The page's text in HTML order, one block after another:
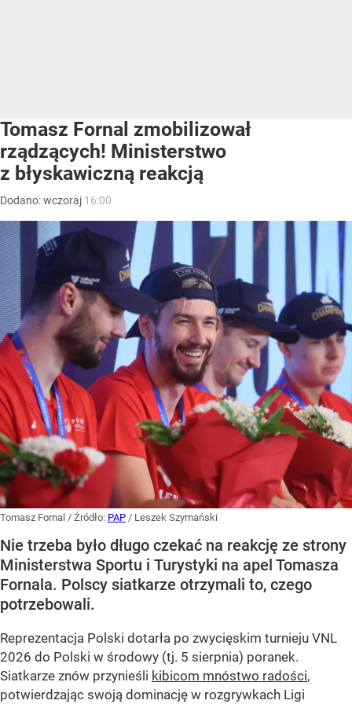
Tomasz Fornal zmobilizował
rządzących! Ministerstwo
z błyskawiczną reakcją
Dodano:wczoraj 16:00
Tomasz Fornal / Źródło: PAP / Leszek Szymański
Nie trzeba było długo czekać na reakcję ze strony
Ministerstwa Sportu i Turystyki na apel Tomasza
Fornala. Polscy siatkarze otrzymali to, czego
potrzebowali.
Reprezentacja Polski dotarła po zwycięskim turnieju VNL
2026 do Polski w środowy (tj. 5 sierpnia) poranek.
Siatkarze znów przynieśli kibicom mnóstwo radości,
potwierdzając swoją dominację w rozgrywkach Ligi